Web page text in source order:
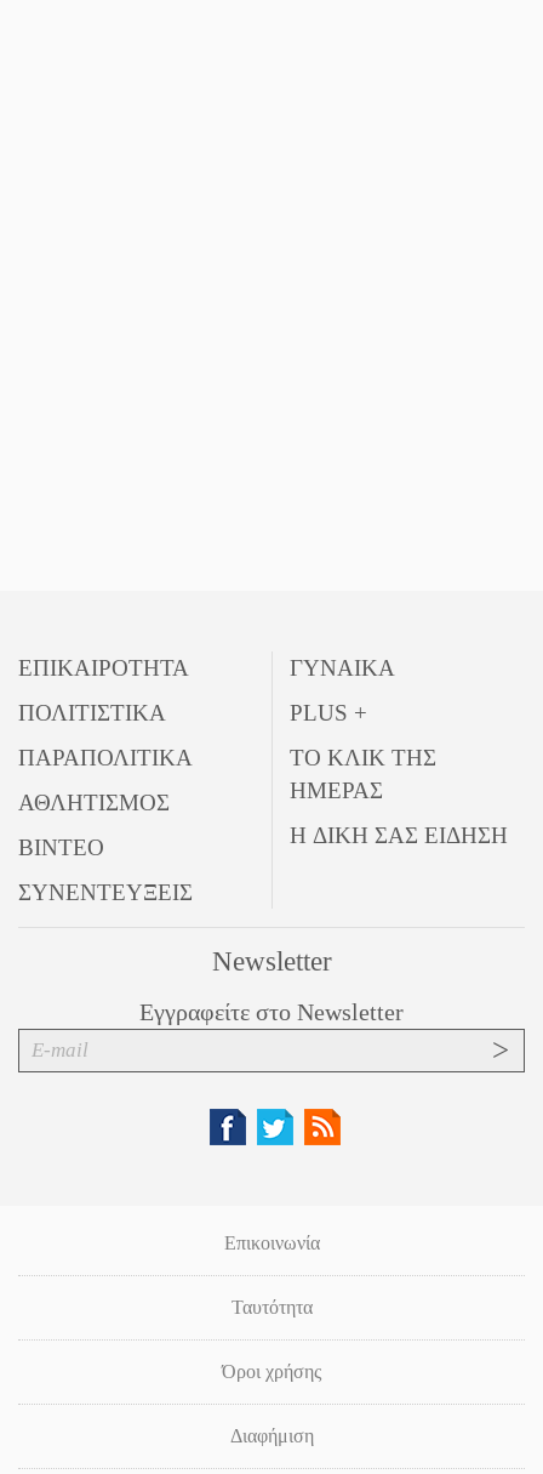
ΕΠΙΚΑΙΡΟΤΗΤΑ
ΠΟΛΙΤΙΣΤΙΚΑ
ΠΑΡΑΠΟΛΙΤΙΚΑ
ΑΘΛΗΤΙΣΜΟΣ
ΒΙΝΤΕΟ
ΣΥΝΕΝΤΕΥΞΕΙΣ
ΓΥΝΑΙΚΑ
PLUS +
ΤΟ ΚΛΙΚ ΤΗΣ
ΗΜΕΡΑΣ
Η ΔΙΚΗ ΣΑΣ ΕΙΔΗΣΗ
Newsletter
Εγγραφείτε στο Newsletter
Επικοινωνία
Ταυτότητα
Όροι χρήσης
Διαφήμιση